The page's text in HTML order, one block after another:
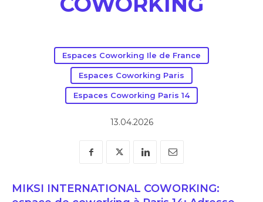
Espaces Coworking Ile de France
Espaces Coworking Paris
Espaces Coworking Paris 14
13.04.2026
MIKSI INTERNATIONAL COWORKING: